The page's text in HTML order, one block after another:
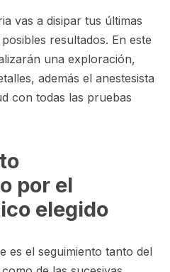
vas a disipar tus últimas
resultados. En este
una exploración,
además el anestesista
con todas las pruebas
por el
elegido
es el seguimiento tanto del